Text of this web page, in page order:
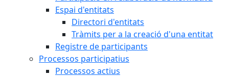
Espai d'entitats
Directori d'entitats
Tràmits per a la creació d'una entitat
Registre de participants
Processos participatius
Processos actius